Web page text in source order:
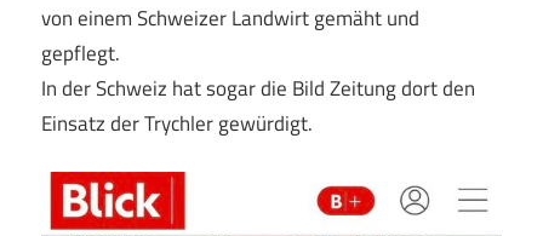
von einem Schweizer Landwirt gemäht und
gepflegt.
In der Schweiz hat sogar die Bild Zeitung dort den
Einsatz der Trychler gewürdigt.